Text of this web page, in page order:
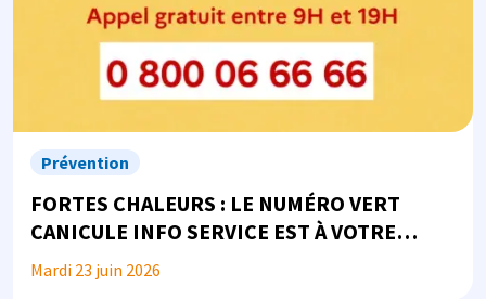
Prévention
FORTES CHALEURS : LE NUMÉRO VERT
CANICULE INFO SERVICE EST À VOTRE
DISPOSITION
Mardi 23 juin 2026